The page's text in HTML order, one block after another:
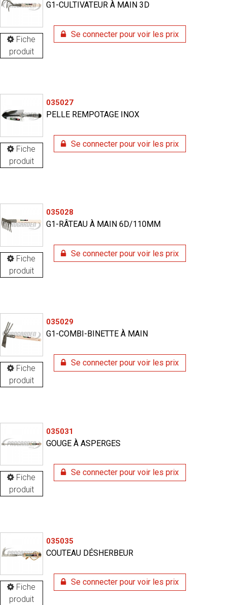
Fiche
produit
G1-CULTIVATEUR À MAIN 3D
Se connecter pour voir les prix
Fiche
produit
035027
PELLE REMPOTAGE INOX
Se connecter pour voir les prix
Fiche
produit
035028
G1-RÂTEAU À MAIN 6D/110MM
Se connecter pour voir les prix
Fiche
produit
035029
G1-COMBI-BINETTE À MAIN
Se connecter pour voir les prix
Fiche
produit
035031
GOUGE À ASPERGES
Se connecter pour voir les prix
Fiche
produit
035035
COUTEAU DÉSHERBEUR
Se connecter pour voir les prix